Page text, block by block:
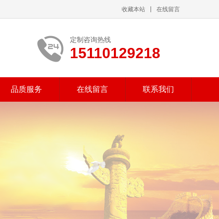
收藏本站 在线留言
定制咨询热线
15110129218
品质服务 在线留言 联系我们